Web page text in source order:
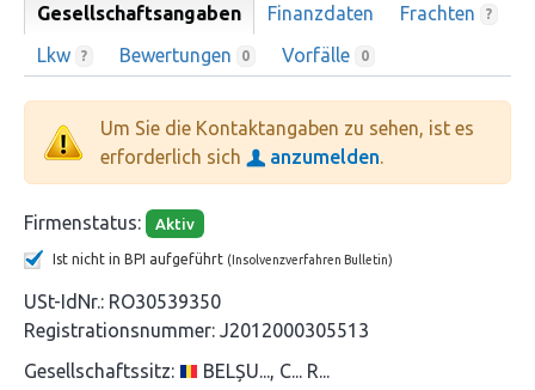
Gesellschaftsangaben Finanzdaten Frachten ?
Lkw ? Bewertungen 0 Vorfälle 0
Um Sie die Kontaktangaben zu sehen, ist es
erforderlich sich
anzumelden
Firmenstatus: Aktiv
Ist nicht in BPI aufgeführt (Insolvenzverfahren Bulletin)
USt-IdNr.: RO30539350
Registrationsnummer: J2012000305513
Gesellschaftssitz:
BELȘU..., C... R...